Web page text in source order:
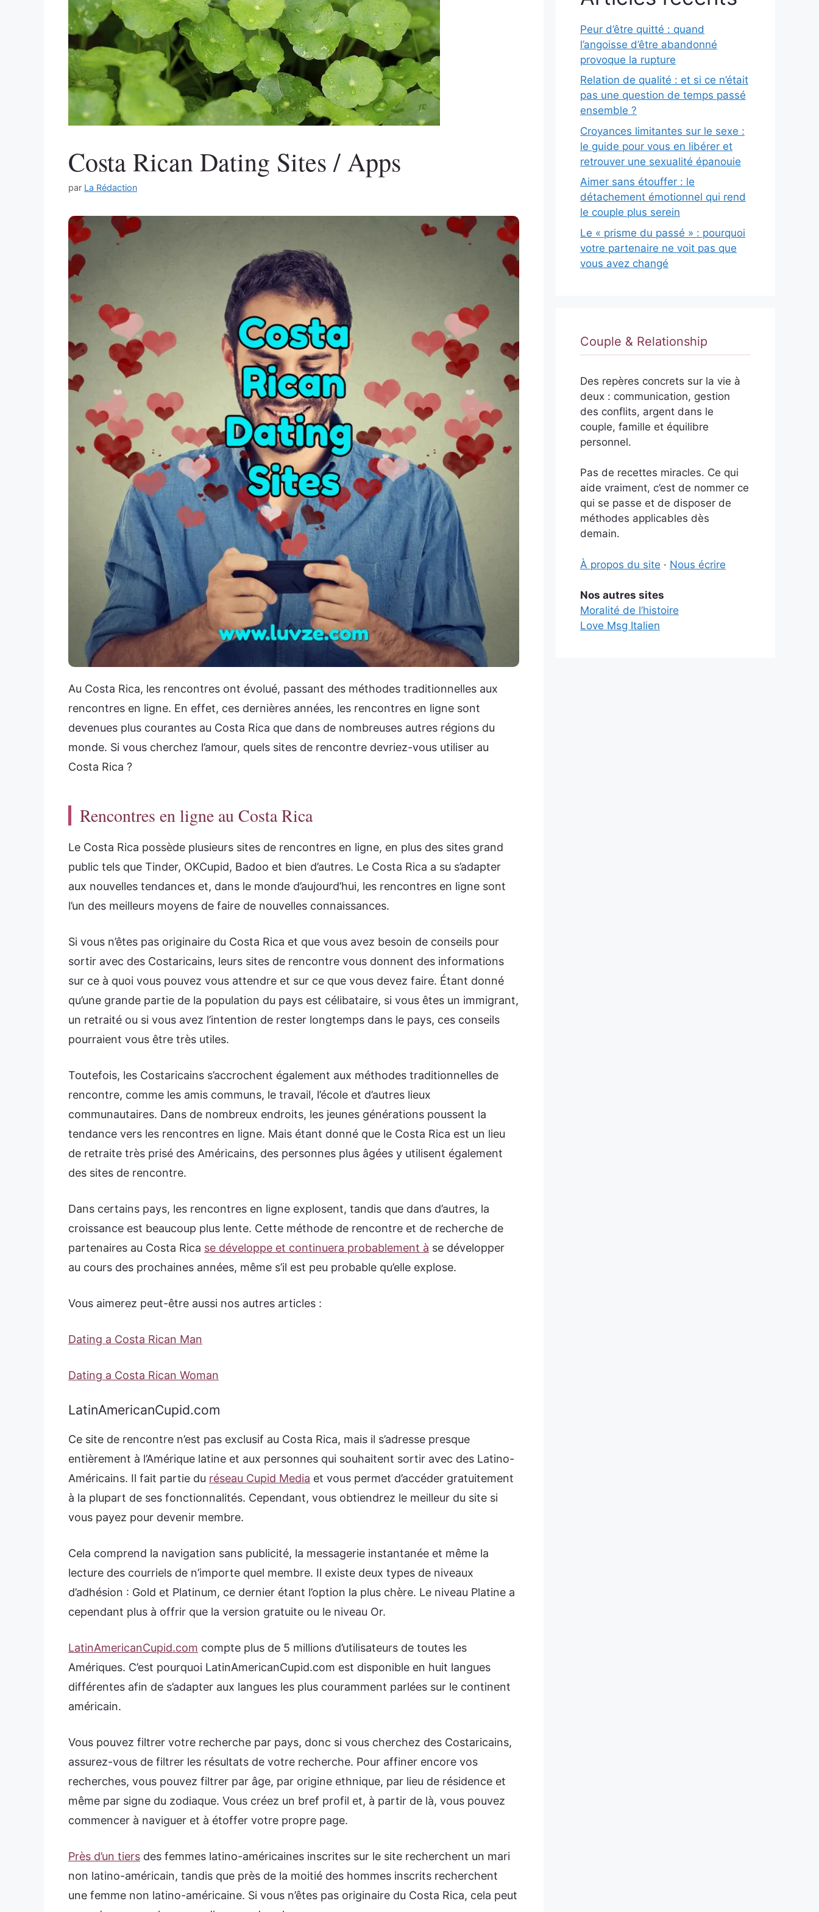
Costa Rican Dating Sites / Apps
par La Rédaction
Au Costa Rica, les rencontres ont évolué, passant des méthodes traditionnelles aux
rencontres en ligne. En effet, ces dernières années, les rencontres en ligne sont
devenues plus courantes au Costa Rica que dans de nombreuses autres régions du
monde. Si vous cherchez l’amour, quels sites de rencontre devriez-vous utiliser au
Costa Rica ?
Rencontres en ligne au Costa Rica
Le Costa Rica possède plusieurs sites de rencontres en ligne, en plus des sites grand
public tels que Tinder, OKCupid, Badoo et bien d’autres. Le Costa Rica a su s’adapter
aux nouvelles tendances et, dans le monde d’aujourd’hui, les rencontres en ligne sont
l’un des meilleurs moyens de faire de nouvelles connaissances.
Si vous n’êtes pas originaire du Costa Rica et que vous avez besoin de conseils pour
sortir avec des Costaricains, leurs sites de rencontre vous donnent des informations
sur ce à quoi vous pouvez vous attendre et sur ce que vous devez faire. Étant donné
qu’une grande partie de la population du pays est célibataire, si vous êtes un immigrant,
un retraité ou si vous avez l’intention de rester longtemps dans le pays, ces conseils
pourraient vous être très utiles.
Toutefois, les Costaricains s’accrochent également aux méthodes traditionnelles de
rencontre, comme les amis communs, le travail, l’école et d’autres lieux
communautaires. Dans de nombreux endroits, les jeunes générations poussent la
tendance vers les rencontres en ligne. Mais étant donné que le Costa Rica est un lieu
de retraite très prisé des Américains, des personnes plus âgées y utilisent également
des sites de rencontre.
Dans certains pays, les rencontres en ligne explosent, tandis que dans d’autres, la
croissance est beaucoup plus lente. Cette méthode de rencontre et de recherche de
partenaires au Costa Rica se développe et continuera probablement à se développer
au cours des prochaines années, même s’il est peu probable qu’elle explose.
Vous aimerez peut-être aussi nos autres articles :
Dating a Costa Rican Man
Dating a Costa Rican Woman
LatinAmericanCupid.com
Ce site de rencontre n’est pas exclusif au Costa Rica, mais il s’adresse presque
entièrement à l’Amérique latine et aux personnes qui souhaitent sortir avec des Latino-
Américains. Il fait partie du réseau Cupid Media et vous permet d’accéder gratuitement
à la plupart de ses fonctionnalités. Cependant, vous obtiendrez le meilleur du site si
vous payez pour devenir membre.
Cela comprend la navigation sans publicité, la messagerie instantanée et même la
lecture des courriels de n’importe quel membre. Il existe deux types de niveaux
d’adhésion : Gold et Platinum, ce dernier étant l’option la plus chère. Le niveau Platine a
cependant plus à offrir que la version gratuite ou le niveau Or.
LatinAmericanCupid.com compte plus de 5 millions d’utilisateurs de toutes les
Amériques. C’est pourquoi LatinAmericanCupid.com est disponible en huit langues
différentes afin de s’adapter aux langues les plus couramment parlées sur le continent
américain.
Vous pouvez filtrer votre recherche par pays, donc si vous cherchez des Costaricains,
assurez-vous de filtrer les résultats de votre recherche. Pour affiner encore vos
recherches, vous pouvez filtrer par âge, par origine ethnique, par lieu de résidence et
même par signe du zodiaque. Vous créez un bref profil et, à partir de là, vous pouvez
commencer à naviguer et à étoffer votre propre page.
Près d’un tiers des femmes latino-américaines inscrites sur le site recherchent un mari
non latino-américain, tandis que près de la moitié des hommes inscrits recherchent
une femme non latino-américaine. Si vous n’êtes pas originaire du Costa Rica, cela peut
Peur d’être quitté : quand
l’angoisse d’être abandonné
provoque la rupture
Relation de qualité : et si ce n’était
pas une question de temps passé
ensemble ?
Croyances limitantes sur le sexe :
le guide pour vous en libérer et
retrouver une sexualité épanouie
Aimer sans étouffer : le
détachement émotionnel qui rend
le couple plus serein
Le « prisme du passé » : pourquoi
votre partenaire ne voit pas que
vous avez changé
Couple & Relationship
Des repères concrets sur la vie à
deux : communication, gestion
des conflits, argent dans le
couple, famille et équilibre
personnel.
Pas de recettes miracles. Ce qui
aide vraiment, c’est de nommer ce
qui se passe et de disposer de
méthodes applicables dès
demain.
À propos du site · Nous écrire
Nos autres sites
Moralité de l’histoire
Love Msg Italien